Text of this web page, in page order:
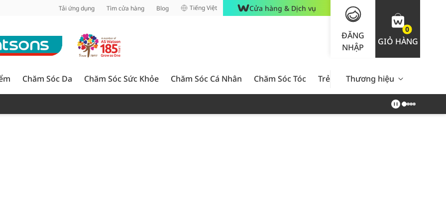
Tải ứng dụng Tìm cửa hàng Blog Tiếng Việt Cửa hàng & Dịch vụ
ĐĂNG
NHẬP
0
GIỎ HÀNG
Chăm Sóc Da Chăm Sóc Sức Khỏe Chăm Sóc Cá Nhân Chăm Sóc Tóc Trẻ Em Nam Giới Chăm Sóc
Thương hiệu